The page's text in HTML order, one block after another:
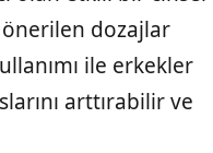
önerilen dozajlar
ile erkekler
arttırabilir ve